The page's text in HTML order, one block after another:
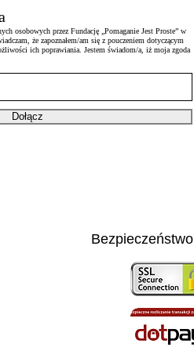
osobowych przez Fundację „Pomaganie Jest Proste” w
że zapoznałem/am się z pouczeniem dotyczącym
ich poprawiania. Jestem świadom/a, iż moja zgoda
Dołącz
Bezpieczeństwo